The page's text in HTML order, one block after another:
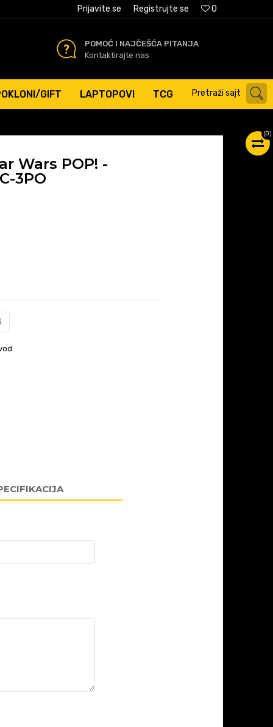
PLATNIM KARTICAMA 0
Prijavite se Registrujte se
POMOĆ I NAJČEŠĆA PITANJA
Kontaktirajte nas
GIFT LAPTOPOVI TCG Pretraži sajt
(0)
Wars POP! -
3PO